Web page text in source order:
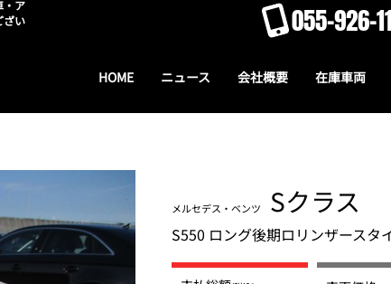
・ア
ざい
055-926-
HOME ニュース 会社概要 在庫車両
メルセデス・ベンツ Sクラス
S550 ロング後期ロリンザースタ